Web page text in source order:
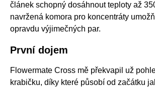
článek schopný dosáhnout teploty až
navržená komora pro koncentráty
opravdu výjimečných par.
První dojem
Flowermate Cross mě překvapil už
krabičku, díky které působí od začátku